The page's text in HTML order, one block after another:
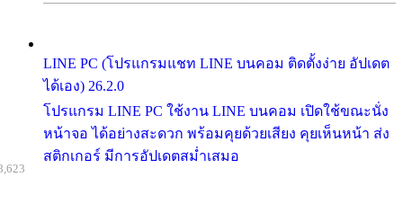
LINE PC (โปรแกรมแชท LINE บนคอม ติดตั้งง่าย อัปเดต
ได้เอง) 26.2.0
โปรแกรม LINE PC ใช้งาน LINE บนคอม เปิดใช้ขณะนั่ง
หน้าจอ ได้อย่างสะดวก พร้อมคุยด้วยเสียง คุยเห็นหน้า ส่ง
สติกเกอร์ มีการอัปเดตสม่ำเสมอ